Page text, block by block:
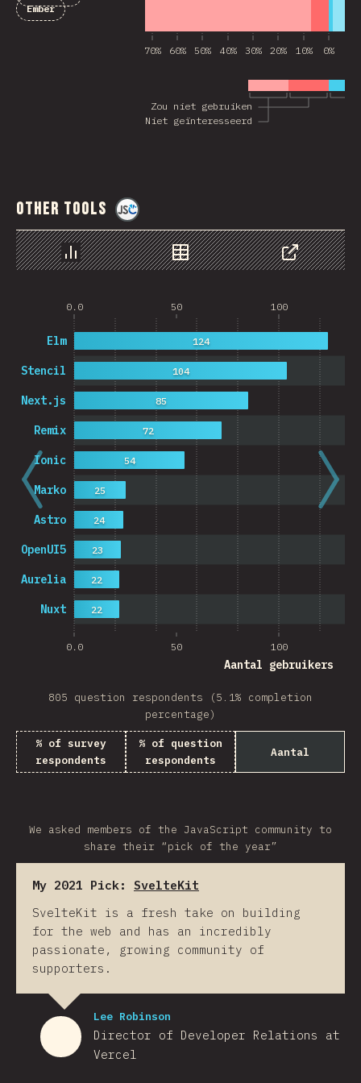
Niet geïnteresseerd
Zou niet gebruiken
70% 60% 50% 40% 30% 20% 10% 0%
Ember
Other Tools
Chart Data Share
0.0 50 100
0.0 50 100
Aantal gebruikers
Nuxt
Aurelia
OpenUI5
Astro
Marko
Ionic
Remix
Next.js
Stencil
Elm
22
22
23
24
25
54
72
85
104
124
805 question respondents (5.1% completion
percentage)
% of survey
respondents
% of question
respondents
Aantal
We asked members of the JavaScript community to
share their “pick of the year”
My 2021 Pick: SvelteKit
SvelteKit is a fresh take on building
for the web and has an incredibly
passionate, growing community of
supporters.
Lee Robinson
Director of Developer Relations at
Vercel